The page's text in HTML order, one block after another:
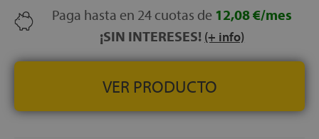
Paga hasta en 24 cuotas de 12,08 €/mes
¡SIN INTERESES! (+ info)
VER PRODUCTO